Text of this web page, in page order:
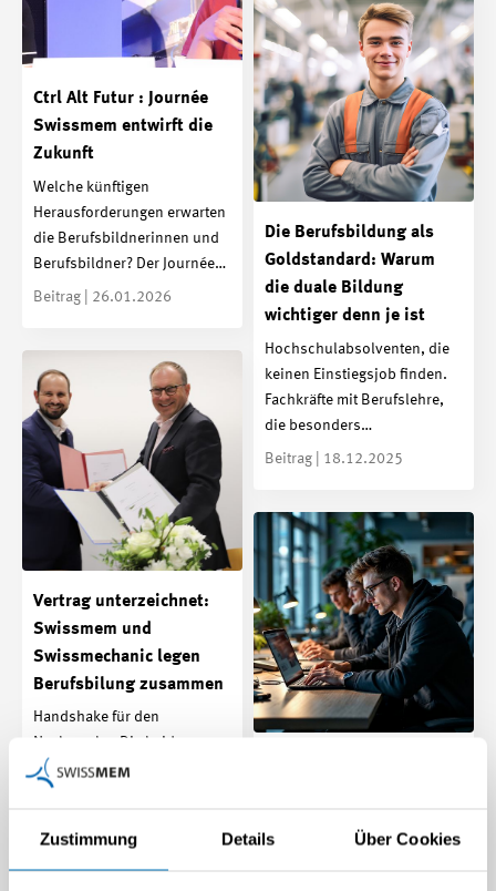
Zustimmung Details Über Cookies
Ctrl Alt Futur : Journée
Swissmem entwirft die
Zukunft
Welche künftigen
Herausforderungen erwarten
die Berufsbildnerinnen und
Berufsbildner? Der Journée…
Beitrag | 26.01.2026
Die Berufsbildung als
Goldstandard: Warum
die duale Bildung
wichtiger denn je ist
Hochschulabsolventen, die
keinen Einstiegsjob finden.
Fachkräfte mit Berufslehre,
die besonders…
Beitrag | 18.12.2025
Vertrag unterzeichnet:
Swissmem und
Swissmechanic legen
Berufsbilung zusammen
Handshake für den
Nachwuchs: Die beiden
Verbandsspitzen signieren
formell die Grundlagen für
Medienmitteilung |